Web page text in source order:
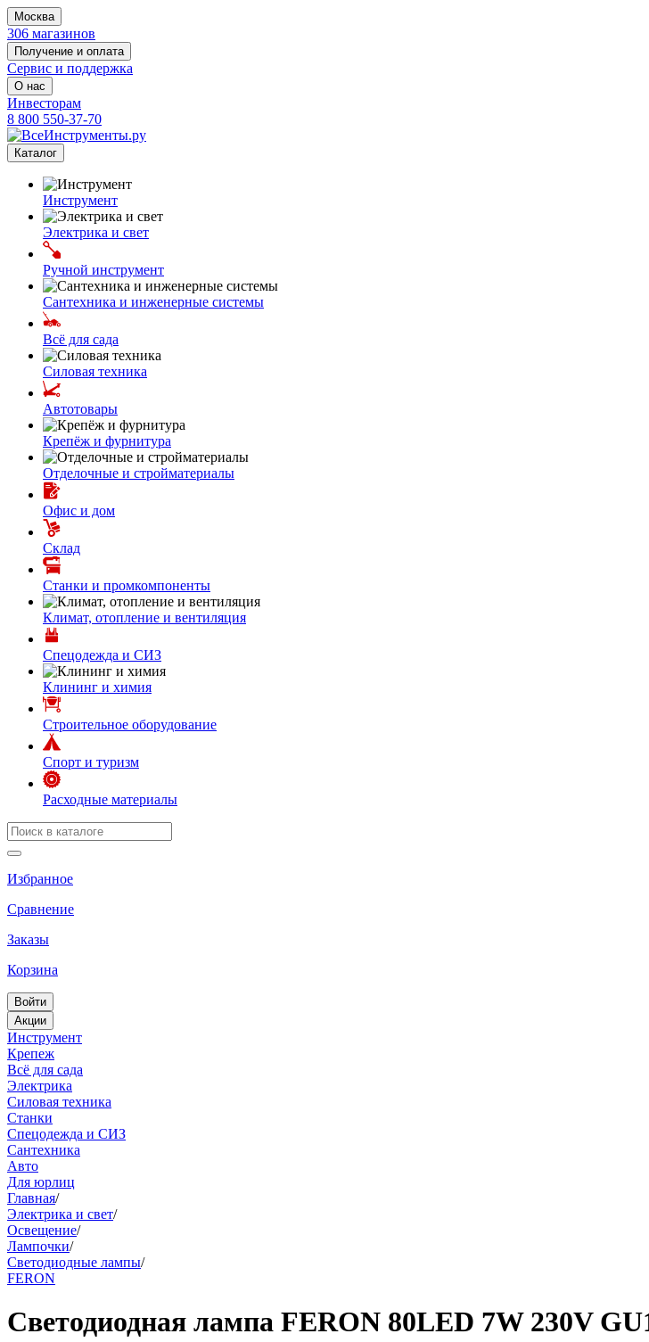
Москва
306 магазинов
Получение и оплата
Сервис и поддержка
О нас
Инвесторам
8 800 550-37-70
Каталог
Инструмент
Электрика и свет
Ручной инструмент
Сантехника и инженерные системы
Всё для сада
Силовая техника
Автотовары
Крепёж и фурнитура
Отделочные и стройматериалы
Офис и дом
Склад
Станки и промкомпоненты
Климат, отопление и вентиляция
Спецодежда и СИЗ
Клининг и химия
Строительное оборудование
Спорт и туризм
Расходные материалы
Избранное
Сравнение
Заказы
Корзина
Войти
Акции
Инструмент
Крепеж
Всё для сада
Электрика
Силовая техника
Станки
Спецодежда и СИЗ
Сантехника
Авто
Для юрлиц
Главная/
Электрика и свет/
Освещение/
Лампочки/
Светодиодные лампы/
FERON
Светодиодная лампа FERON 80LED 7W 230V